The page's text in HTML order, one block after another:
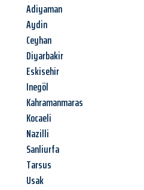
Adiyaman
Aydin
Ceyhan
Diyarbakir
Eskisehir
Inegöl
Kahramanmaras
Kocaeli
Nazilli
Sanliurfa
Tarsus
Usak